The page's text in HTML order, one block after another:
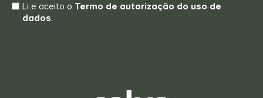
Li e aceito o Termo de autorização do uso de
dados.